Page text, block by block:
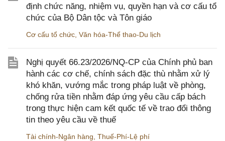
định chức năng, nhiệm vụ, quyền hạn và cơ cấu tổ
chức của Bộ Dân tộc và Tôn giáo
Cơ cấu tổ chức Văn hóa-Thể thao-Du lịch
Nghị quyết 66.23/2026/NQ-CP của Chính phủ ban
hành các cơ chế, chính sách đặc thù nhằm xử lý
khó khăn, vướng mắc trong pháp luật về phòng,
chống rửa tiền nhằm đáp ứng yêu cầu cấp bách
trong thực hiện cam kết quốc tế về trao đổi thông
tin theo yêu cầu về thuế
Tài chính-Ngân hàng Thuế-Phí-Lệ phí